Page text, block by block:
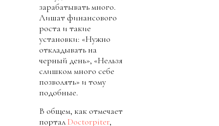
зарабатывать много.
Лишат финансового
роста и такие
установки: «Нужно
откладывать на
черный день», «Нельзя
слишком много себе
позволять» и тому
подобные.
В общем, как отмечает
порталDoctorpiter,